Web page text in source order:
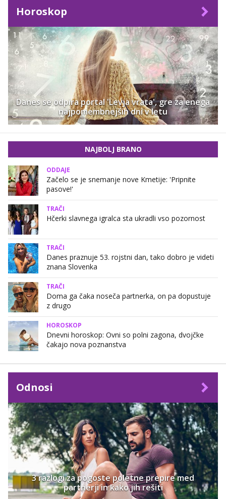
Horoskop
Danes se odpira portal 'Levja vrata', gre za enega
najpomembnejših dni v letu
NAJBOLJ BRANO
ODDAJE
Začelo se je snemanje nove Kmetije: 'Pripnite
pasove!'
TRAČI
Hčerki slavnega igralca sta ukradli vso pozornost
TRAČI
Danes praznuje 53. rojstni dan, tako dobro je videti
znana Slovenka
TRAČI
Doma ga čaka noseča partnerka, on pa dopustuje
z drugo
HOROSKOP
Dnevni horoskop: Ovni so polni zagona, dvojčke
čakajo nova poznanstva
Odnosi
3 razlogi za pogoste poletne prepire med
partnerji in kako jih rešiti